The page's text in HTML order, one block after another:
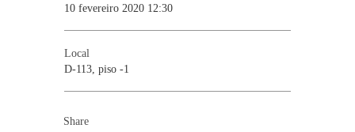
10 fevereiro 2020 12:30
Local
D-113, piso -1
Share